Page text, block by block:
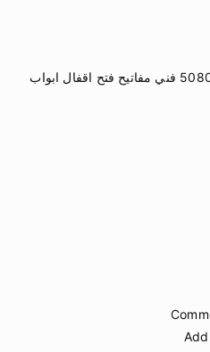
فتح ابواب سيارات الكويت 50805535 فني مفاتيح فتح اقفال ابواب